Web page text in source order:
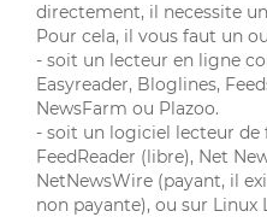
directement, il necessite
Pour cela, il vous faut un
- soit un lecteur en ligne
Easyreader, Bloglines,
NewsFarm ou Plazoo.
- soit un logiciel lecteur de
FeedReader (libre), Net
NetNewsWire (payant, il
non payante), ou sur Linux